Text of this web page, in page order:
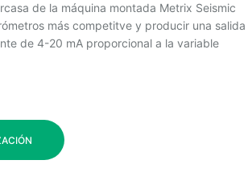
de la máquina montada Metrix Seismic
más competitve y producir una salida
de 4-20 mA proporcional a la variable